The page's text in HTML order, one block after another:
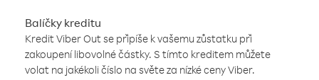
Balíčky kreditu
Kredit Viber Out se připíše k vašemu zůstatku při
zakoupení libovolné částky. S tímto kreditem můžete
volat na jakékoli číslo na světe za nízké ceny Viber.